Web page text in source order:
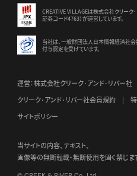
CREATIVE VILLAGEは株式会社クリーク
証券コード4763）が運営しています。
当社は、一般財団法人日本情報経済社会
付与認定を受けています。
運営：株式会社クリーク･アンド･リバー社
クリーク･アンド･リバー社会員規約
サイトポリシー
当サイトの内容、テキスト、
画像等の無断転載・無断使用を固く禁じま